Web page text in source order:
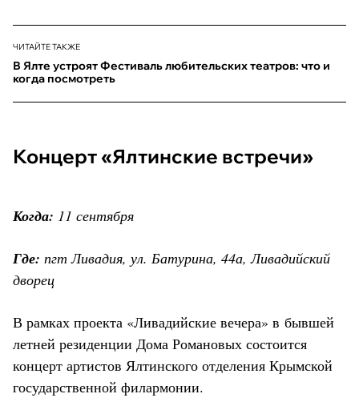
ЧИТАЙТЕ ТАКЖЕ
В Ялте устроят Фестиваль любительских театров: что и
когда посмотреть
Концерт «Ялтинские встречи»
Когда: 11 сентября
Где: пгт Ливадия, ул. Батурина, 44а, Ливадийский
дворец
В рамках проекта «Ливадийские вечера» в бывшей
летней резиденции Дома Романовых состоится
концерт артистов Ялтинского отделения Крымской
государственной филармонии.